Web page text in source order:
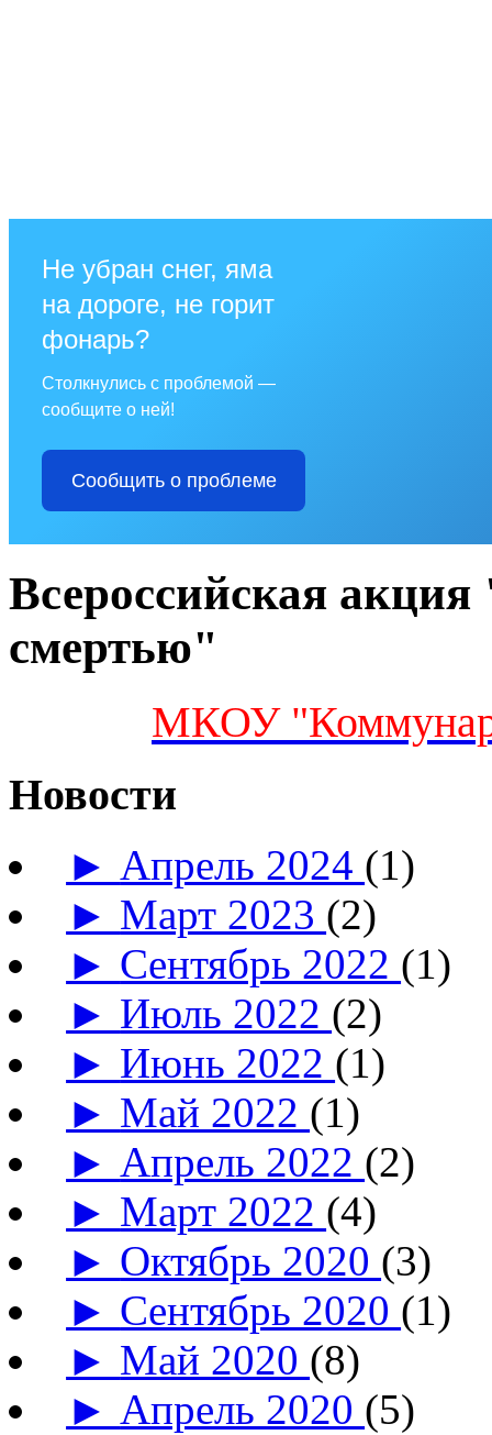
Не убран снег, яма
на дороге, не горит
фонарь?
Столкнулись с проблемой —
сообщите о ней!
Сообщить о проблеме
Всероссийская
смертью"
МКОУ
Новости
► Апрель 2024 (1)
► Март 2023 (2)
► Сентябрь 2022 (1)
► Июль 2022 (2)
► Июнь 2022 (1)
► Май 2022 (1)
► Апрель 2022 (2)
► Март 2022 (4)
► Октябрь 2020 (3)
► Сентябрь 2020 (1)
► Май 2020 (8)
► Апрель 2020 (5)